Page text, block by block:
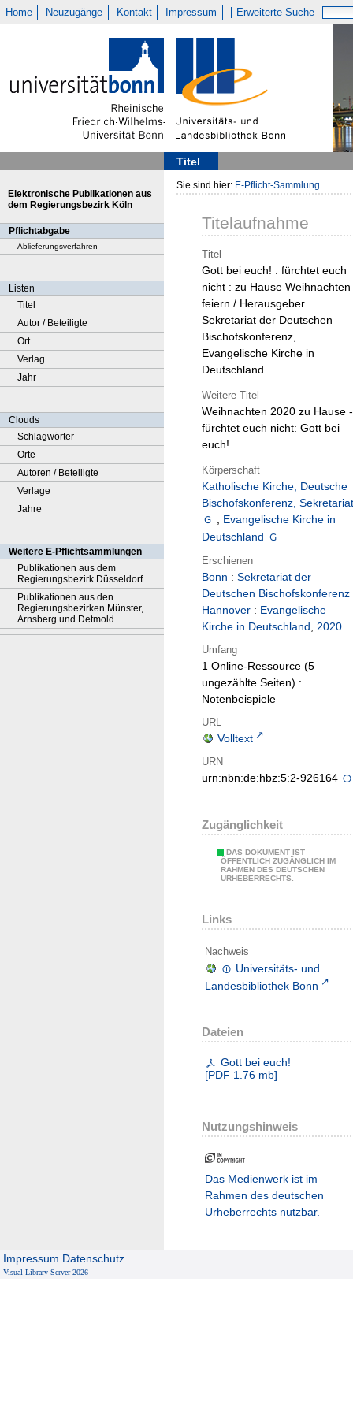
Home Neuzugänge Kontakt Impressum Erweiterte Suche
Titel
Elektronische Publikationen aus
dem Regierungsbezirk Köln
Pflichtabgabe
Ablieferungsverfahren
Listen
Titel
Autor / Beteiligte
Ort
Verlag
Jahr
Clouds
Schlagwörter
Orte
Autoren / Beteiligte
Verlage
Jahre
Weitere E-Pflichtsammlungen
Publikationen aus dem
Regierungsbezirk Düsseldorf
Publikationen aus den
Regierungsbezirken Münster,
Arnsberg und Detmold
Sie sind hier: E-Pflicht-Sammlung
Titelaufnahme
Titel
Gott bei euch! : fürchtet euch
nicht : zu Hause Weihnachten
feiern / Herausgeber
Sekretariat der Deutschen
Bischofskonferenz,
Evangelische Kirche in
Deutschland
Weitere Titel
Weihnachten 2020 zu Hause -
fürchtet euch nicht: Gott bei
euch!
Körperschaft
Katholische Kirche, Deutsche
Bischofskonferenz, Sekretariat
; Evangelische Kirche in
Deutschland
Erschienen
Bonn : Sekretariat der
Deutschen Bischofskonferenz
Hannover : Evangelische
Kirche in Deutschland, 2020
Umfang
1 Online-Ressource (5
ungezählte Seiten) :
Notenbeispiele
URL
Volltext
URN
urn:nbn:de:hbz:5:2-926164
Zugänglichkeit
DAS DOKUMENT IST
ÖFFENTLICH ZUGÄNGLICH IM
RAHMEN DES DEUTSCHEN
URHEBERRECHTS.
Links
Nachweis
Universitäts- und
Landesbibliothek Bonn
Dateien
Gott bei euch!
[PDF 1.76 mb]
Nutzungshinweis
Das Medienwerk ist im
Rahmen des deutschen
Urheberrechts nutzbar.
Impressum Datenschutz
Visual Library Server 2026